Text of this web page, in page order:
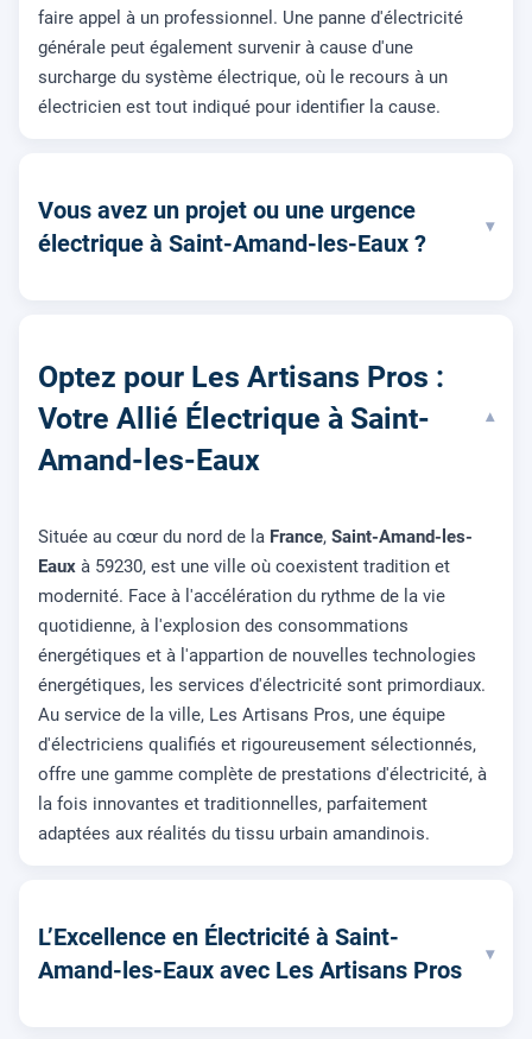
faire appel à un professionnel. Une panne d'électricité
générale peut également survenir à cause d'une
surcharge du système électrique, où le recours à un
électricien est tout indiqué pour identifier la cause.
Vous avez un projet ou une urgence
électrique à Saint-Amand-les-Eaux ?
▾
Optez pour Les Artisans Pros :
Votre Allié Électrique à Saint-
Amand-les-Eaux
▾
Située au cœur du nord de la France, Saint-Amand-les-
Eaux à 59230, est une ville où coexistent tradition et
modernité. Face à l'accélération du rythme de la vie
quotidienne, à l'explosion des consommations
énergétiques et à l'appartion de nouvelles technologies
énergétiques, les services d'électricité sont primordiaux.
Au service de la ville, Les Artisans Pros, une équipe
d'électriciens qualifiés et rigoureusement sélectionnés,
offre une gamme complète de prestations d'électricité, à
la fois innovantes et traditionnelles, parfaitement
adaptées aux réalités du tissu urbain amandinois.
L’Excellence en Électricité à Saint-
Amand-les-Eaux avec Les Artisans Pros
▾